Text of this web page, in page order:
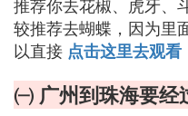
较推荐去蝴蝶，因为里
以直接 点击这里去观看
㈠ 广州到珠海要经